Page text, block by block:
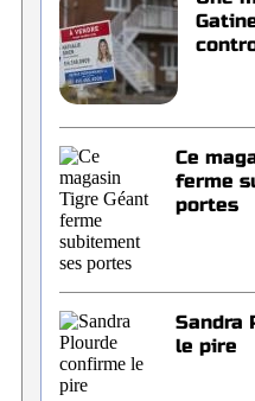
Ce
ferme
portes
Sandra
le pire